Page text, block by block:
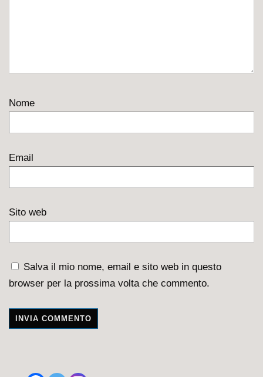
Nome
Email
Sito web
Salva il mio nome, email e sito web in questo
browser per la prossima volta che commento.